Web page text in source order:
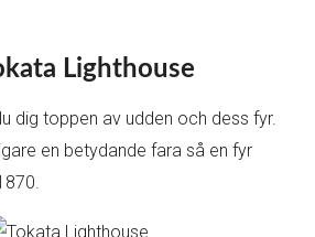
Lighthouse
dig toppen av udden och dess fyr.
en betydande fara så en fyr